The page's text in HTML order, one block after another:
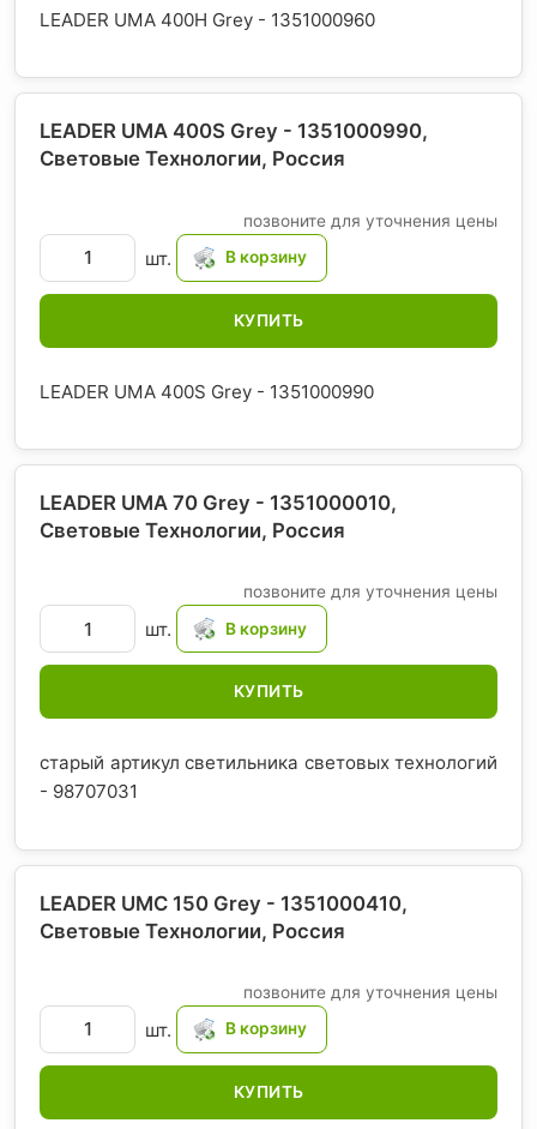
LEADER UMA 400H Grey - 1351000960
LEADER UMA 400S Grey - 1351000990,
Световые Технологии, Россия
позвоните для уточнения цены
шт.
КУПИТЬ
LEADER UMA 400S Grey - 1351000990
LEADER UMA 70 Grey - 1351000010,
Световые Технологии, Россия
позвоните для уточнения цены
шт.
КУПИТЬ
старый артикул светильника световых технологий
- 98707031
LEADER UMC 150 Grey - 1351000410,
Световые Технологии, Россия
позвоните для уточнения цены
шт.
КУПИТЬ